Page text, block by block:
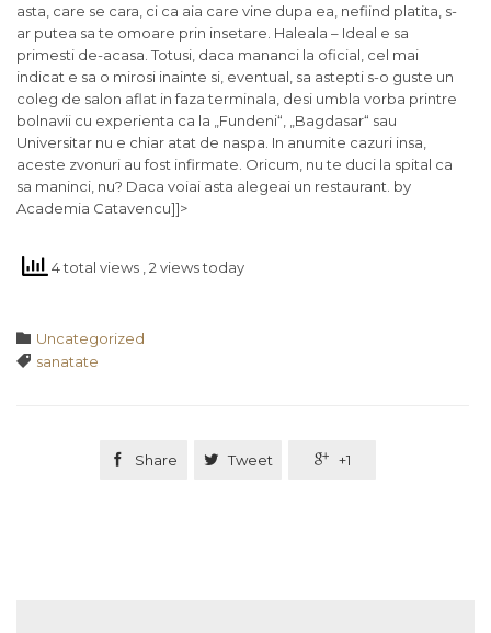
asta, care se cara, ci ca aia care vine dupa ea, nefiind platita, s-
ar putea sa te omoare prin insetare. Haleala – Ideal e sa
primesti de-acasa. Totusi, daca mananci la oficial, cel mai
indicat e sa o mirosi inainte si, eventual, sa astepti s-o guste un
coleg de salon aflat in faza terminala, desi umbla vorba printre
bolnavii cu experienta ca la „Fundeni“, „Bagdasar“ sau
Universitar nu e chiar atat de naspa. In anumite cazuri insa,
aceste zvonuri au fost infirmate. Oricum, nu te duci la spital ca
sa maninci, nu? Daca voiai asta alegeai un restaurant. by
Academia Catavencu]]>
4 total views , 2 views today
 Category
Uncategorized
 Tags
sanatate
 Share  Tweet  +1